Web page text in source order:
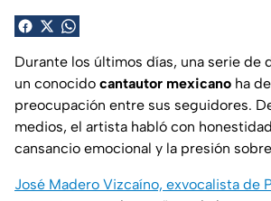
Durante los últimos días, una serie de
un conocido cantautor mexicano ha
preocupación entre sus seguidores.
medios, el artista habló con
cansancio emocional y la presión
José Madero Vizcaíno, exvocalista de